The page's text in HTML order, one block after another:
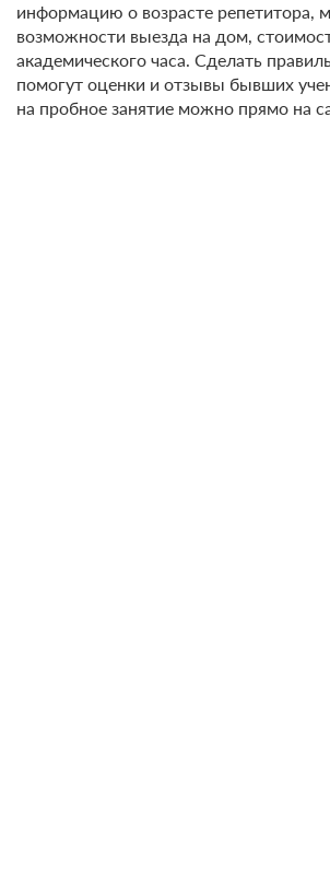
информацию о возрасте репетитора,
возможности выезда на дом,
академического часа. Сделать
помогут оценки и отзывы бывших
на пробное занятие можно прямо на